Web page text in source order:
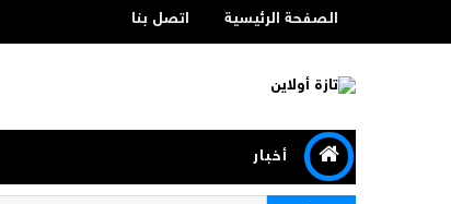
الصفحة الرئيسية اتصل بنا
أخبار